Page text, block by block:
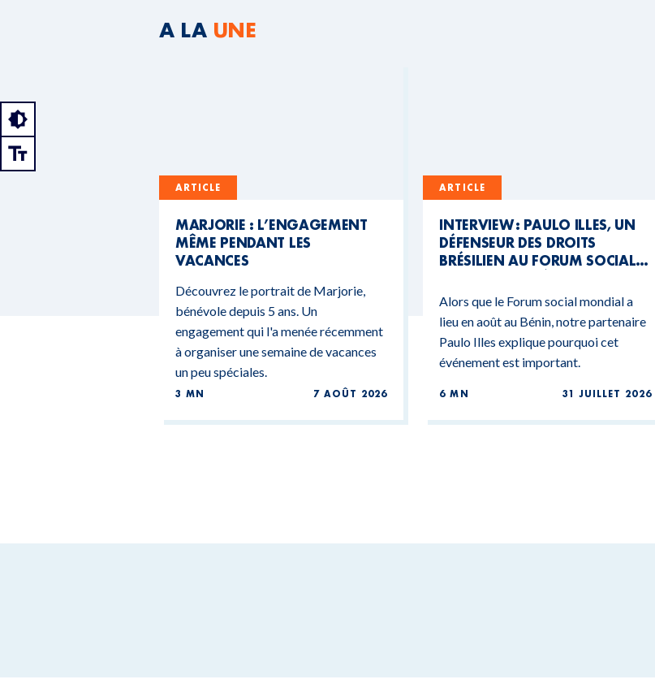
A LA UNE
ARTICLE
MARJORIE : L’ENGAGEMENT
MÊME PENDANT LES
VACANCES
Découvrez le portrait de Marjorie,
bénévole depuis 5 ans. Un
engagement qui l'a menée récemment
à organiser une semaine de vacances
un peu spéciales.
3 MN 7 AOÛT 2026
ARTICLE
INTERVIEW : PAULO ILLES, UN
DÉFENSEUR DES DROITS
BRÉSILIEN AU FORUM SOCIAL
Alors que le Forum social mondial a
lieu en août au Bénin, notre partenaire
Paulo Illes explique pourquoi cet
événement est important.
6 MN 31 JUILLET 2026